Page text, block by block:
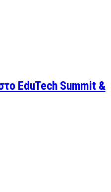
EduTech Summit &